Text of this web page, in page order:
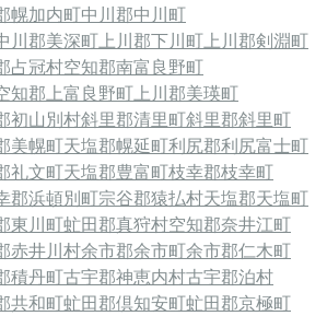
幌加内町中川郡中川町
川郡美深町 上川郡下川町 上川郡剣淵町
占冠村空知郡南富良野町
知郡上富良野町 上川郡美瑛町
初山別村斜里郡清里町斜里郡斜里町
美幌町天塩郡幌延町利尻郡利尻富士町
礼文町天塩郡豊富町枝幸郡枝幸町
郡浜頓別町宗谷郡猿払村天塩郡天塩町
東川町虻田郡真狩村空知郡奈井江町
赤井川村余市郡余市町余市郡仁木町
積丹町古宇郡神恵内村古宇郡泊村
共和町虻田郡倶知安町虻田郡京極町